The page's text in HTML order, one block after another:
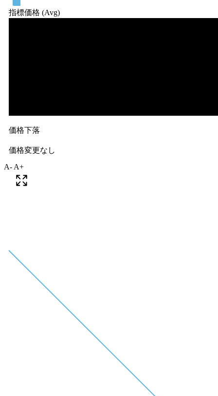
A- A+